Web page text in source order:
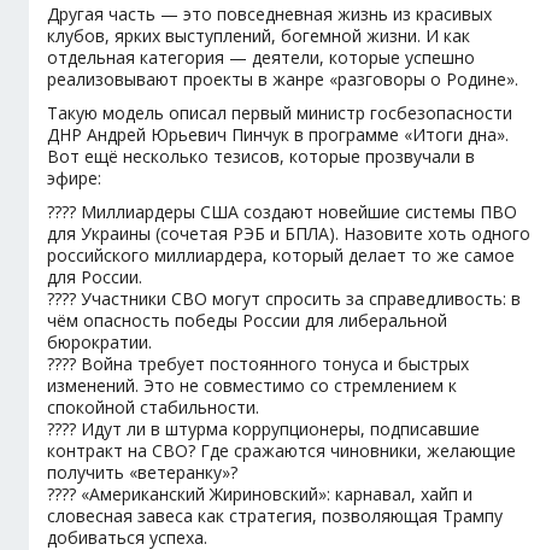
Другая часть — это повседневная жизнь из красивых
клубов, ярких выступлений, богемной жизни. И как
отдельная категория — деятели, которые успешно
реализовывают проекты в жанре «разговоры о Родине».
Такую модель описал первый министр госбезопасности
ДНР Андрей Юрьевич Пинчук в программе «Итоги дна».
Вот ещё несколько тезисов, которые прозвучали в
эфире:
???? Миллиардеры США создают новейшие системы ПВО
для Украины (сочетая РЭБ и БПЛА). Назовите хоть одного
российского миллиардера, который делает то же самое
для России.
???? Участники СВО могут спросить за справедливость: в
чём опасность победы России для либеральной
бюрократии.
???? Война требует постоянного тонуса и быстрых
изменений. Это не совместимо со стремлением к
спокойной стабильности.
???? Идут ли в штурма коррупционеры, подписавшие
контракт на СВО? Где сражаются чиновники, желающие
получить «ветеранку»?
???? «Американский Жириновский»: карнавал, хайп и
словесная завеса как стратегия, позволяющая Трампу
добиваться успеха.